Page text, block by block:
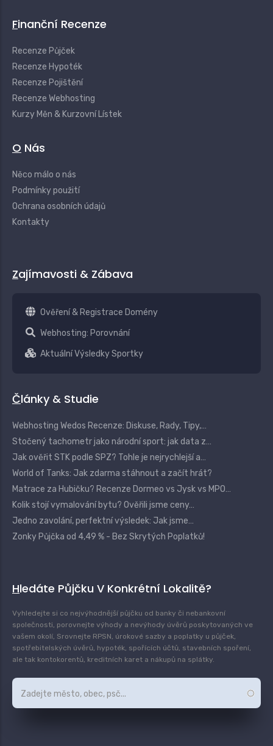
Finanční Recenze
Recenze Půjček
Recenze Hypoték
Recenze Pojištění
Recenze Webhosting
Kurzy Měn & Kurzovní Lístek
O Nás
Něco málo o nás
Podmínky použití
Ochrana osobních údajů
Kontakty
Zajímavosti & Zábava
Ověření & Registrace Domény
Webhosting: Porovnání
Aktuální Výsledky Sportky
Články & Studie
Webhosting Wedos Recenze: Diskuse, Rady, Tipy,…
Stočený tachometr jako národní sport: jak data z…
Jak ověřit STK podle SPZ? Tohle je nejrychlejší a…
World of Tanks: Jak zdarma stáhnout a začít hrát?
Matrace za Hubičku? Recenze Dormeo vs Jysk vs MPO…
Kolik stojí vymalování bytu? Ověřili jsme ceny…
Jedno zavolání, perfektní výsledek: Jak jsme…
Zonky Půjčka od 4,49 % - Bez Skrytých Poplatků!
Hledáte Půjčku V Konkrétní Lokalitě?
Vyhledejte si co nejvýhodnější půjčku od banky či nebankovní
společnosti, porovnejte výhody a nevýhody úvěrů poskytovaných ve
vašem okolí, Srovnejte RPSN, úrokové sazby a poplatky u půjček,
spotřebitelských úvěrů, hypoték, spořících účtů, stavebních spoření,
ale tak kontokorentů, kreditních karet a nákupů na splátky.